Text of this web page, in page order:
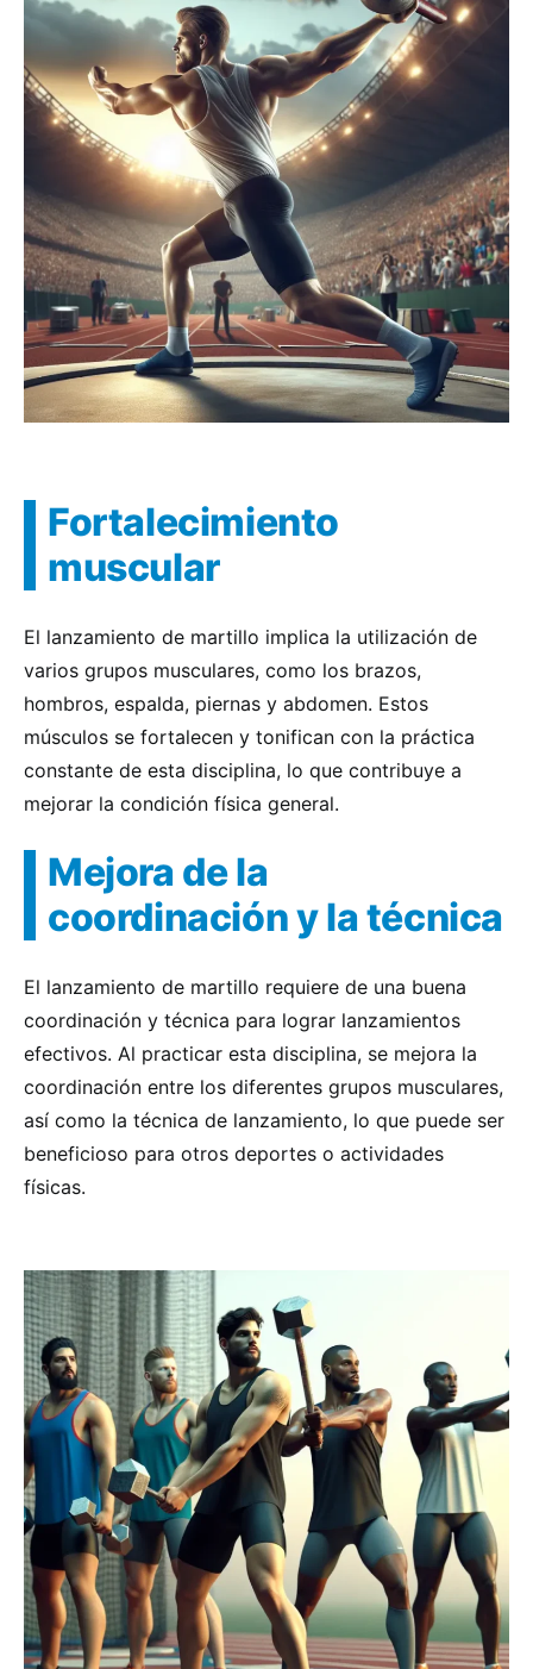
Fortalecimiento
muscular
El lanzamiento de martillo implica la utilización de
varios grupos musculares, como los brazos,
hombros, espalda, piernas y abdomen. Estos
músculos se fortalecen y tonifican con la práctica
constante de esta disciplina, lo que contribuye a
mejorar la condición física general.
Mejora de la
coordinación y la técnica
El lanzamiento de martillo requiere de una buena
coordinación y técnica para lograr lanzamientos
efectivos. Al practicar esta disciplina, se mejora la
coordinación entre los diferentes grupos musculares,
así como la técnica de lanzamiento, lo que puede ser
beneficioso para otros deportes o actividades
físicas.